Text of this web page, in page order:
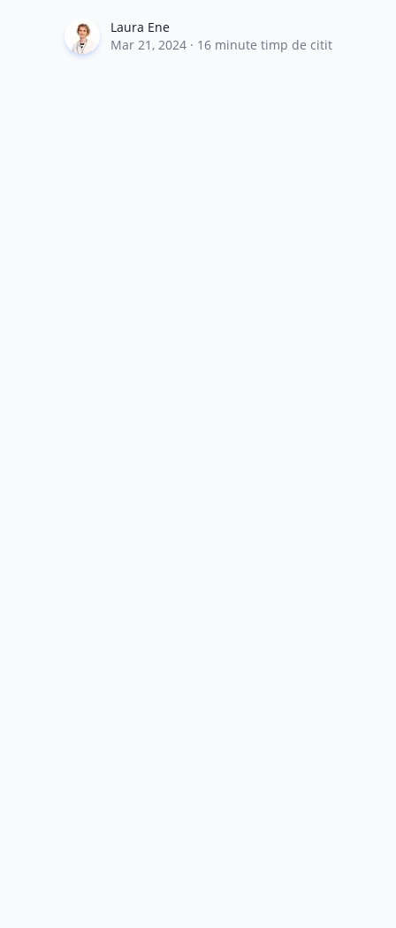
Laura EneLaura Ene
Mar 21, 2024 · 16minute timp de citit